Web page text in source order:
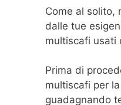
Come al solito,
dalle tue
multiscafi usati
Prima di
multiscafi per
guadagnando